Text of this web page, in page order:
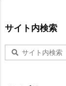
サイト内検索